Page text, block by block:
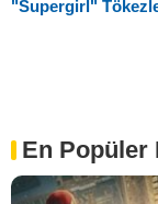
"Supergirl"
En Popüler